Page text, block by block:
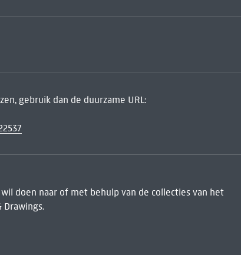
gebruik dan de duurzame URL:
doen naar of met behulp van de collecties van het
Drawings.